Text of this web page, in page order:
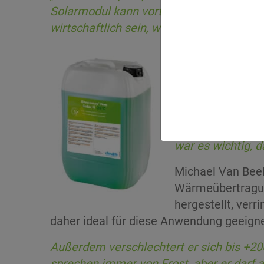
Solarmodul kann vorteilhaft arbeiten,
wirtschaftlich sein, wenn das richtige
Zunächst
Da man mit
Weise tun und
war es wichtig,
Michael Van
hergestellt,
daher ideal für diese Anwendung
Außerdem verschlechtert er sich bis